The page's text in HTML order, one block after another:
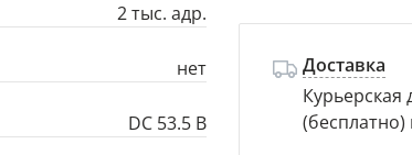
2 тыс. адр.
нет
DC 53.5 В
Доставка
Курьерская